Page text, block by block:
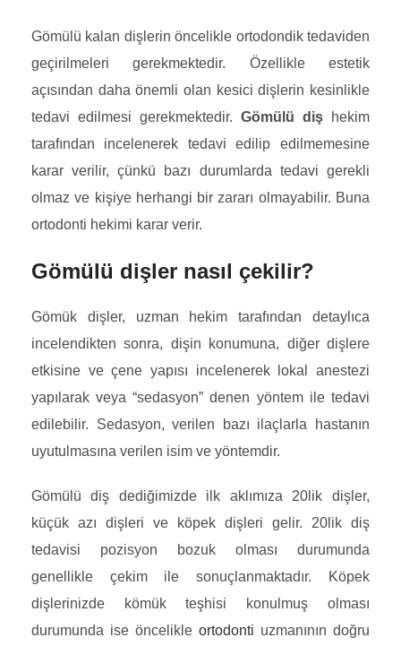
Gömülü kalan dişlerin öncelikle ortodondik tedaviden
geçirilmeleri gerekmektedir. Özellikle estetik
açısından daha önemli olan kesici dişlerin kesinlikle
tedavi edilmesi gerekmektedir. Gömülü diş hekim
tarafından incelenerek tedavi edilip edilmemesine
karar verilir, çünkü bazı durumlarda tedavi gerekli
olmaz ve kişiye herhangi bir zararı olmayabilir. Buna
ortodonti hekimi karar verir.
Gömülü dişler nasıl çekilir?
Gömük dişler, uzman hekim tarafından detaylıca
incelendikten sonra, dişin konumuna, diğer dişlere
etkisine ve çene yapısı incelenerek lokal anestezi
yapılarak veya “sedasyon” denen yöntem ile tedavi
edilebilir. Sedasyon, verilen bazı ilaçlarla hastanın
uyutulmasına verilen isim ve yöntemdir.
Gömülü diş dediğimizde ilk aklımıza 20lik dişler,
küçük azı dişleri ve köpek dişleri gelir. 20lik diş
tedavisi pozisyon bozuk olması durumunda
genellikle çekim ile sonuçlanmaktadır. Köpek
dişlerinizde kömük teşhisi konulmuş olması
durumunda ise öncelikle ortodonti uzmanının doğru